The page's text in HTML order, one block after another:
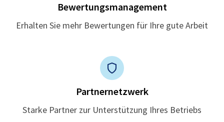
Bewertungsmanagement
Erhalten Sie mehr Bewertungen für Ihre gute Arbeit
Partnernetzwerk
Starke Partner zur Unterstützung Ihres Betriebs